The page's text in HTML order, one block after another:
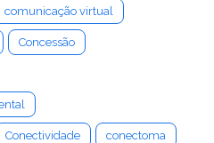
comunicação virtual
Concessão
Conectividade conectoma